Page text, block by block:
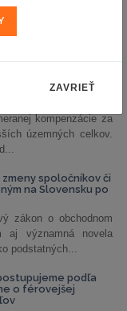
na prehodnotenie
kompenzácie za
územných celkov.
spoločníkov či
na Slovensku po
zákon o obchodnom
významná novela
podstatných...
podľa
o férovejšej
ZAVRIEŤ